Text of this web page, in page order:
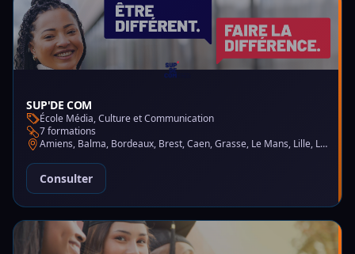
SUP'DE COM
École Média, Culture et Communication
7 formations
Amiens, Balma, Bordeaux, Brest, Caen, Grasse, Le Mans, Lille, Lyon, Montpellier, Nantes, Nice, Paris, Saint-Martin-d'Hères
Consulter